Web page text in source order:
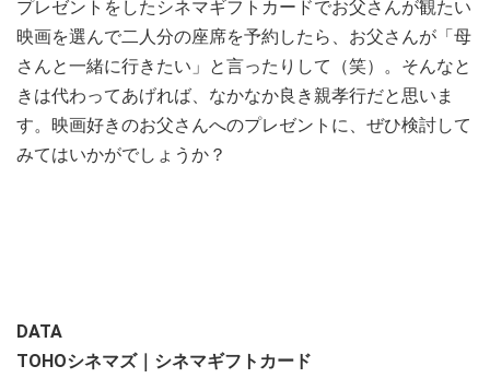
プレゼントをしたシネマギフトカードでお父さんが観たい
映画を選んで二人分の座席を予約したら、お父さんが「母
さんと一緒に行きたい」と言ったりして（笑）。そんなと
きは代わってあげれば、なかなか良き親孝行だと思いま
す。映画好きのお父さんへのプレゼントに、ぜひ検討して
みてはいかがでしょうか？
DATA
TOHOシネマズ｜シネマギフトカード